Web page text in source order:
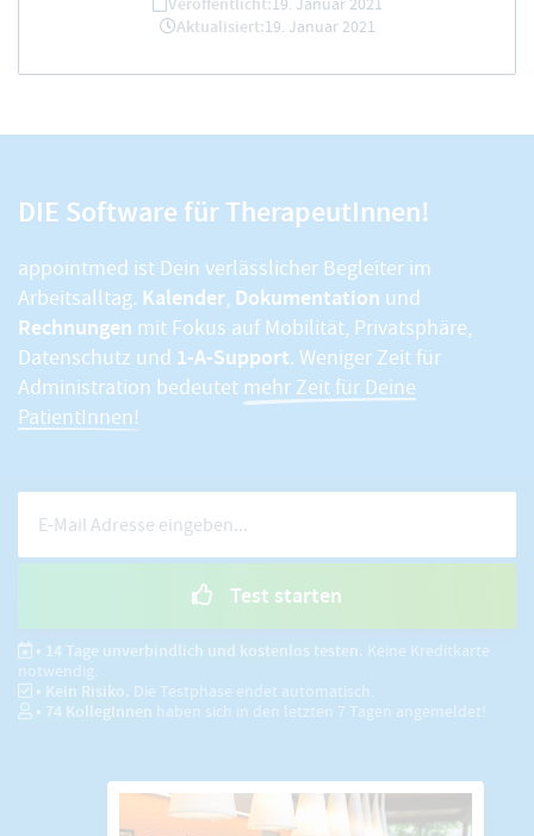
Aktualisiert:19. Januar 2021
DIE Software für TherapeutInnen!
appointmed ist Dein verlässlicher Begleiter im
Arbeitsalltag. Kalender, Dokumentation und
Rechnungen mit Fokus auf Mobilität, Privatsphäre,
Datenschutz und 1-A-Support. Weniger Zeit für
Administration bedeutet mehr Zeit für Deine
PatientInnen!
Test starten
• 14 Tage unverbindlich und kostenlos testen. Keine Kreditkarte
notwendig.
• Kein Risiko. Die Testphase endet automatisch.
• 74 KollegInnen haben sich in den letzten 7 Tagen angemeldet!